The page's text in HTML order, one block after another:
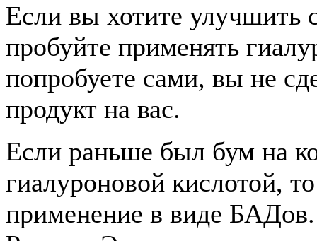
Если вы хотите улучшить
пробуйте применять
попробуете сами, вы не
продукт на вас.
Если раньше был бум на
гиалуроновой кислотой,
применение в виде